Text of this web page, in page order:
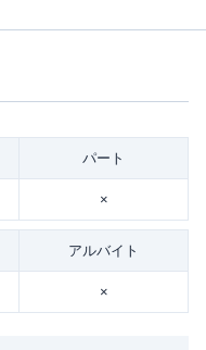
パート
×
アルバイト
×